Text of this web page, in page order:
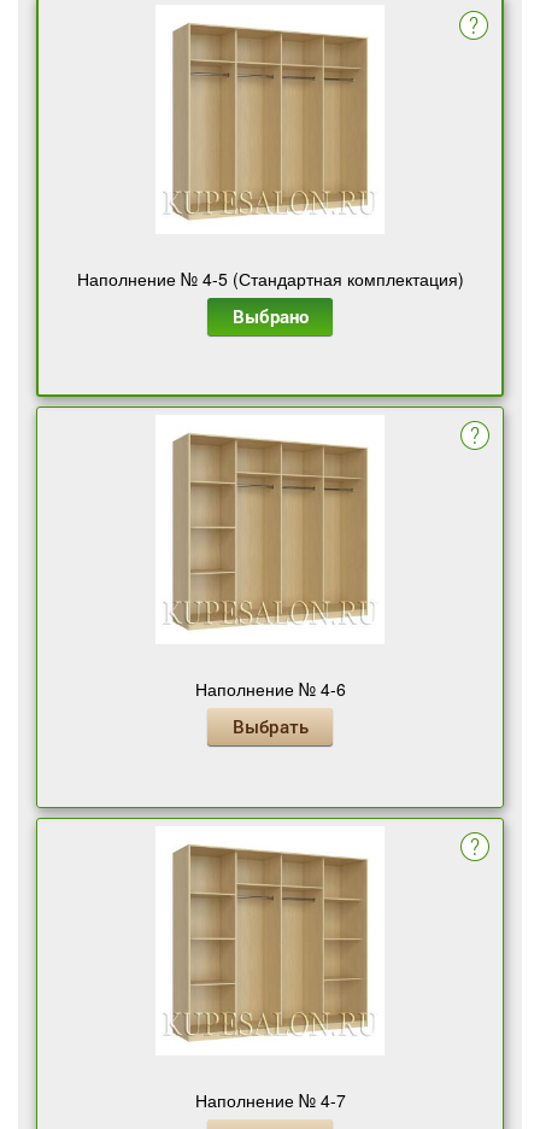
Наполнение № 4-5 (Стандартная комплектация)
Выбрано
Наполнение № 4-6
Выбрать
Наполнение № 4-7